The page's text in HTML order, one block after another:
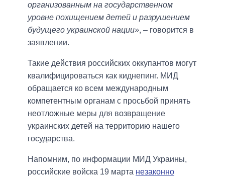
организованным на государственном
уровне похищением детей и разрушением
будущего украинской нации», – говорится в
заявлении.
Такие действия российских оккупантов могут
квалифицироваться как киднепинг. МИД
обращается ко всем международным
компетентным органам с просьбой принять
неотложные меры для возвращение
украинских детей на территорию нашего
государства.
Напомним, по информации МИД Украины,
российские войска 19 марта незаконно